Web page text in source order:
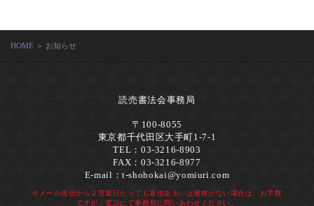
HOME ＞ お知らせ
読売書法会事務局
〒100-8055
東京都千代田区大手町1-7-1
TEL：03-3216-8903
FAX：03-3216-8977
E-mail：t-shohokai@yomiuri.com
※メール送信から２営業日たっても返信あるいは連絡がない場合は、お手数
ですが、電話にて事務局に問いあわせください。